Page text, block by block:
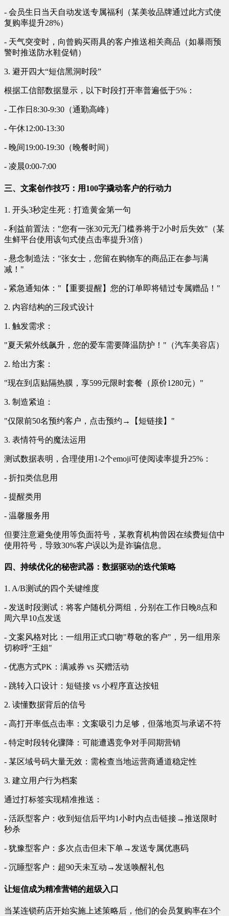
- 会员生日当天自动发送专属福利（某美妆品牌通过此方式使
复购率提升28%）
- 天气突变时，向曾购买雨具的客户推送相关商品（如暴雨预
警时推送防水鞋促销）
3. 避开四大“短信黑洞时段”
根据工信部数据显示，以下时段打开率普遍低于5%：
- 工作日8:30-9:30（通勤高峰）
- 午休12:00-13:30
- 晚间19:00-19:30（晚餐时间）
- 凌晨0:00-7:00
三、文案创作技巧：用100字撬动客户的行动力
1. 开头3秒定生死：打造黄金第一句
- 利益前置法："您有一张30元无门槛券将于2小时后失效"（某
生鲜平台使用该句式使点击率提升3倍）
- 悬念制造法："张女士，您留在购物车的商品正在参与满
减！"
- 紧急通知体："【重要提醒】您的订单即将错过专属赠品！"
2. 内容结构的三段式设计
1. 触发需求：
"夏天紫外线飙升，您的爱车需要降温防护！"（汽车美容店）
2. 给出方案：
"现在到店贴隔热膜，享599元限时套餐（原价1280元）"
3. 制造紧迫：
"仅限前50名预约客户，点击预约→【短链接】"
3. 表情符号的魔法运用
测试数据表明，合理使用1-2个emoji可使阅读率提升25%：
- 折扣类信息用
- 提醒类用
- 温馨服务用
但要注意避免使用等负面符号，某教育机构曾因在续费短信中
使用符号，导致30%客户误以为是诈骗信息。
四、持续优化的秘密武器：数据驱动的迭代策略
1. A/B测试的四个关键维度
- 发送时段测试：将客户随机分两组，分别在工作日晚8点和
周六早10点发送
- 文案风格对比：一组用正式口吻"尊敬的客户"，另一组用亲
切称呼"王姐"
- 优惠方式PK：满减券 vs 买赠活动
- 跳转入口设计：短链接 vs 小程序直达按钮
2. 读懂数据背后的信号
- 高打开率低点击率：文案吸引力足够，但落地页与承诺不符
- 特定时段转化骤降：可能遭遇竞争对手同期营销
- 某区域号码大量无效：需检查当地运营商通道稳定性
3. 建立用户行为档案
通过打标签实现精准推送：
- 活跃型客户：收到短信后平均1小时内点击链接→推送限时
秒杀
- 犹豫型客户：多次点击但未下单→发送专属优惠码
- 沉睡型客户：超90天未互动→发送唤醒礼包
让短信成为精准营销的超级入口
当某连锁药店开始实施上述策略后，他们的会员复购率在3个